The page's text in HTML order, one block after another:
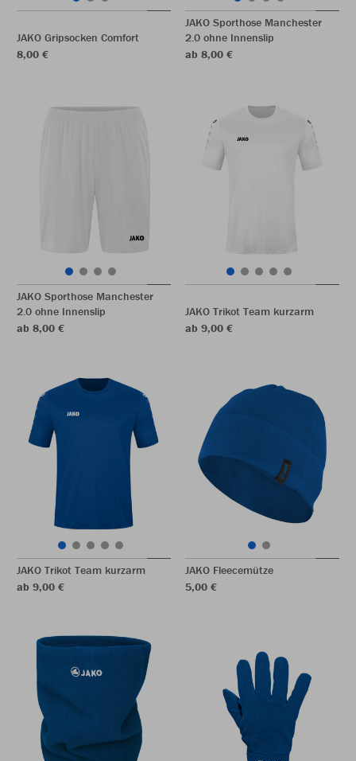
JAKO Gripsocken Comfort
8,00 €
JAKO Sporthose Manchester
2.0 ohne Innenslip
ab 8,00 €
JAKO Sporthose Manchester
2.0 ohne Innenslip
ab 8,00 €
JAKO Trikot Team kurzarm
ab 9,00 €
JAKO Trikot Team kurzarm
ab 9,00 €
JAKO Fleecemütze
5,00 €